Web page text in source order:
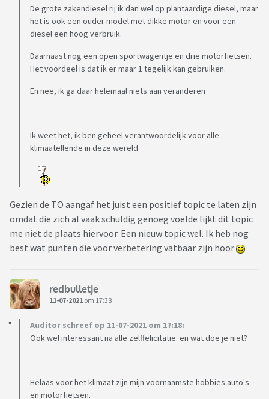
De grote zakendiesel rij ik dan wel op plantaardige diesel, maar
het is ook een ouder model met dikke motor en voor een
diesel een hoog verbruik.
Daarnaast nog een open sportwagentje en drie motorfietsen.
Het voordeel is dat ik er maar 1 tegelijk kan gebruiken.
En nee, ik ga daar helemaal niets aan veranderen
Ik weet het, ik ben geheel verantwoordelijk voor alle
klimaatellende in deze wereld
Gezien de TO aangaf het juist een positief topic te laten zijn
omdat die zich al vaak schuldig genoeg voelde lijkt dit topic
me niet de plaats hiervoor. Een nieuw topic wel. Ik heb nog
best wat punten die voor verbetering vatbaar zijn hoor
redbulletje
11-07-2021 om 17:38
Auditor schreef op 11-07-2021 om 17:18:
Ook wel interessant na alle zelffelicitatie: en wat doe je niet?
Helaas voor het klimaat zijn mijn voornaamste hobbies auto's
en motorfietsen.